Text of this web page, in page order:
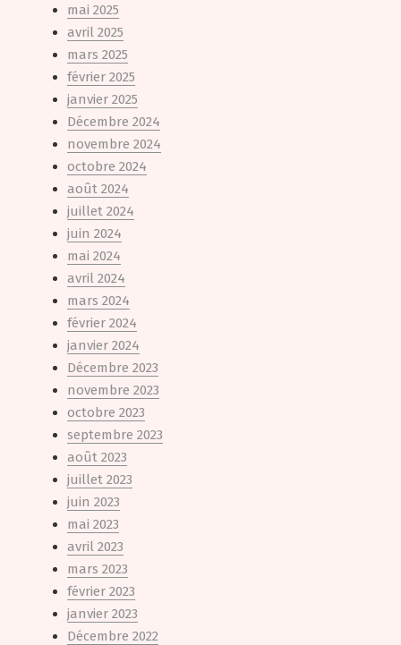
mai 2025
avril 2025
mars 2025
février 2025
janvier 2025
Décembre 2024
novembre 2024
octobre 2024
août 2024
juillet 2024
juin 2024
mai 2024
avril 2024
mars 2024
février 2024
janvier 2024
Décembre 2023
novembre 2023
octobre 2023
septembre 2023
août 2023
juillet 2023
juin 2023
mai 2023
avril 2023
mars 2023
février 2023
janvier 2023
Décembre 2022